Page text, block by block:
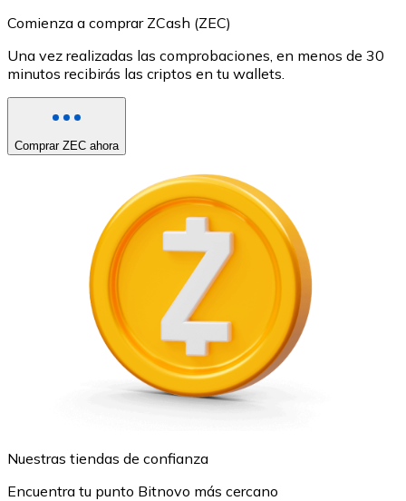
Comienza a comprar ZCash (ZEC)
Una vez realizadas las comprobaciones, en menos de 30
minutos recibirás las criptos en tu wallets.
Comprar ZEC ahora
Nuestras tiendas de confianza
Encuentra tu punto Bitnovo más cercano